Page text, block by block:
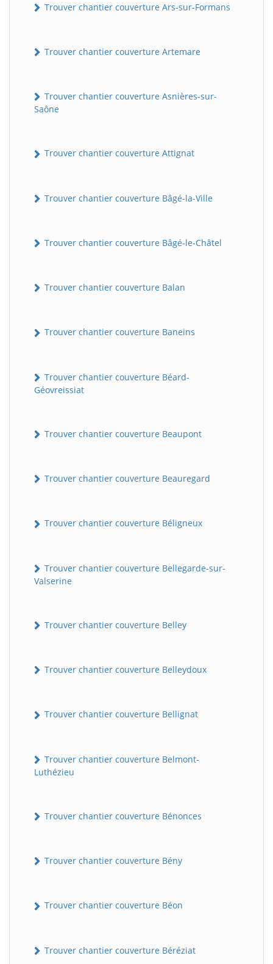
Trouver chantier couverture Ars-sur-Formans
Trouver chantier couverture Artemare
Trouver chantier couverture Asnières-sur-
Saône
Trouver chantier couverture Attignat
Trouver chantier couverture Bâgé-la-Ville
Trouver chantier couverture Bâgé-le-Châtel
Trouver chantier couverture Balan
Trouver chantier couverture Baneins
Trouver chantier couverture Béard-
Géovreissiat
Trouver chantier couverture Beaupont
Trouver chantier couverture Beauregard
Trouver chantier couverture Béligneux
Trouver chantier couverture Bellegarde-sur-
Valserine
Trouver chantier couverture Belley
Trouver chantier couverture Belleydoux
Trouver chantier couverture Bellignat
Trouver chantier couverture Belmont-
Luthézieu
Trouver chantier couverture Bénonces
Trouver chantier couverture Bény
Trouver chantier couverture Béon
Trouver chantier couverture Béréziat